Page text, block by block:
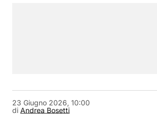
di Andrea Bosetti
23 Giugno 2026, 10:00